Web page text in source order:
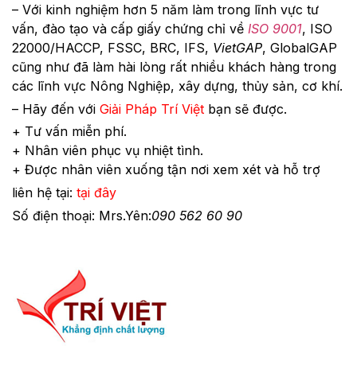
– Với kinh nghiệm hơn 5 năm làm trong lĩnh vực tư
vấn, đào tạo và cấp giấy chứng chỉ về ISO 9001, ISO
22000/HACCP, FSSC, BRC, IFS, VietGAP, GlobalGAP
cũng như đã làm hài lòng rất nhiều khách hàng trong
các lĩnh vực Nông Nghiệp, xây dựng, thủy sản, cơ khí.
– Hãy đến với Giải Pháp Trí Việt bạn sẽ được.
+ Tư vấn miễn phí.
+ Nhân viên phục vụ nhiệt tình.
+ Được nhân viên xuống tận nơi xem xét và hỗ trợ
liên hệ tại: tại đây
Số điện thoại: Mrs.Yên:090 562 60 90